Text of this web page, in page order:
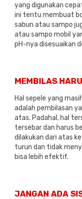
yang digunakan
ini tentu membuat
sabun atau sampo
atau sampo mobil
pH-nya disesuaikan
MEMBILAS
Hal sepele yang
adalah pembilasan
atas. Padahal, hal
tersebar dan harus
dilakukan dari atas
turun dan tidak
bisa lebih efektif.
JANGAN ADA